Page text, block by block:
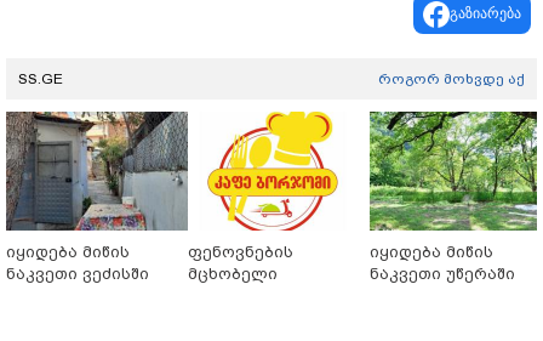
გაზიარება
SS.GE როგორ მოხვდე აქ
იყიდება მიწის
ნაკვეთი ვეძისში
ფენოვნების
მცხობელი
იყიდება მიწის
ნაკვეთი უწერაში